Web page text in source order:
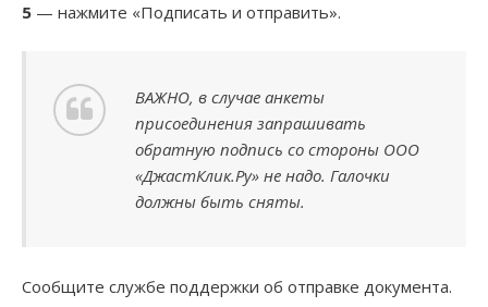
5 — нажмите «Подписать и отправить».
ВАЖНО, в случае анкеты
присоединения запрашивать
обратную подпись со стороны ООО
«ДжастКлик.Ру» не надо. Галочки
должны быть сняты.
Сообщите службе поддержки об отправке документа.